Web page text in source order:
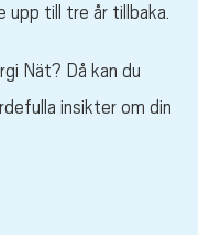
till tre år tillbaka.
Nät? Då kan du
insikter om din